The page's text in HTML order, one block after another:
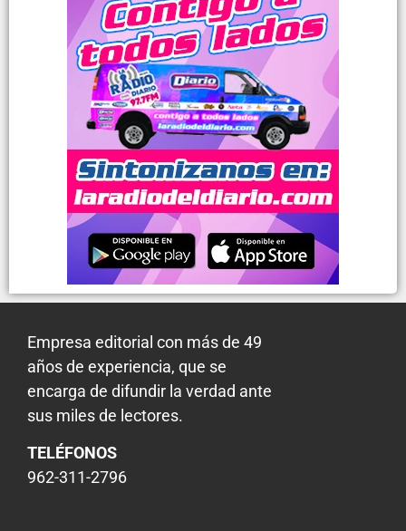
Empresa editorial con más de 49
años de experiencia, que se
encarga de difundir la verdad ante
sus miles de lectores.
TELÉFONOS
962-311-2796